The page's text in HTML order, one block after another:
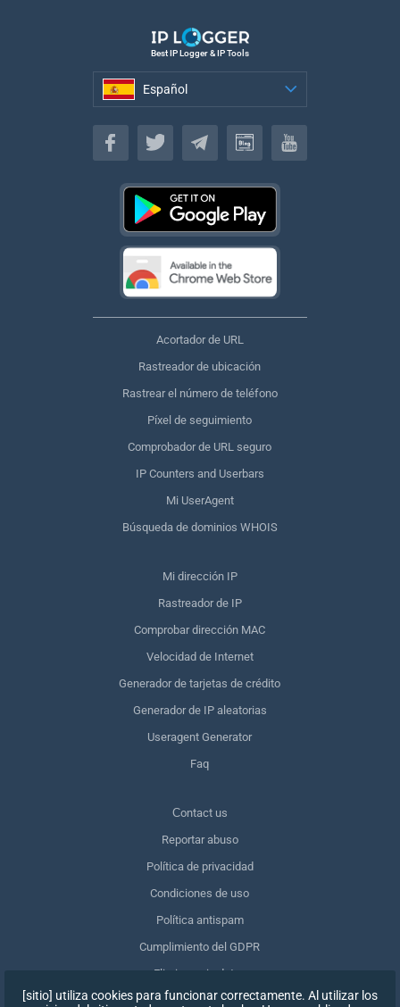
Best IP Logger & IP Tools
Español
Español
Acortador de URL
Rastreador de ubicación
Rastrear el número de teléfono
Píxel de seguimiento
Comprobador de URL seguro
IP Counters and Userbars
Mi UserAgent
Búsqueda de dominios WHOIS
Mi dirección IP
Rastreador de IP
Comprobar dirección MAC
Velocidad de Internet
Generador de tarjetas de crédito
Generador de IP aleatorias
Useragent Generator
Faq
Сontact us
Reportar abuso
Política de privacidad
Condiciones de uso
Política antispam
Cumplimiento del GDPR
Eliminar mis datos
Retirar el consentimiento
[sitio] utiliza cookies para funcionar correctamente. Al utilizar los